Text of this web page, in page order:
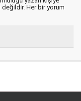
Her bir yorum